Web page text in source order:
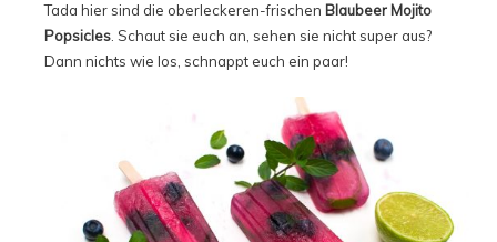
Tada hier sind die oberleckeren-frischen Blaubeer Mojito
Popsicles. Schaut sie euch an, sehen sie nicht super aus?
Dann nichts wie los, schnappt euch ein paar!